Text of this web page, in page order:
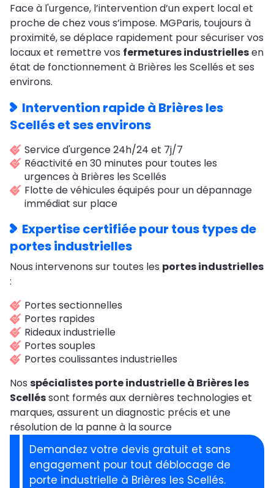
Face à l'urgence, l’intervention d’un expert local et
proche de chez vous s’impose. MGParis, toujours à
proximité, se déplace rapidement pour sécuriser vos
locaux et remettre vos fermetures industriellesen
état de fonctionnement à Brières les Scellés et ses
environs.
Intervention rapide à Brières les
Scellés et ses environs
Service d'urgence 24h/24 et 7j/7
Réactivité en 30 minutes pour toutes les
urgences à Brières les Scellés
Flotte de véhicules équipés pour un dépannage
immédiat sur place
Expertise certifiée pour tous types de
portes industrielles
Nous intervenons sur toutes les portes industrielles
:
Portes sectionnelles
Portes rapides
Rideaux industrielle
Portes souples
Portes coulissantes industrielles
Nos spécialistes porte industrielle à Brières les
Scelléssont formés aux dernières technologies et
marques, assurent un diagnostic précis et une
résolution de la panne à la source
Demandez votre devis gratuit et sans
engagement pour tout déblocage de
porte industrielle à Brières les Scellés.